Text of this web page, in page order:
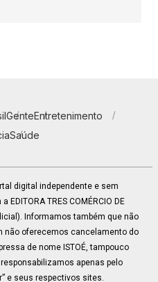
GenteEntretenimento
Saúde
digital independente e sem
TRES COMÉRCIO DE
Informamos também que não
não oferecemos cancelamento do
de nome ISTOÉ, tampouco
apenas pelo
e seus respectivos sites.